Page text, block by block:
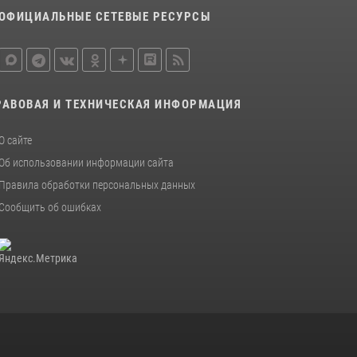
СЕТЕВЫЕ РЕСУРСЫ
И ТЕХНИЧЕСКАЯ ИНФОРМАЦИЯ
О сайте
Об использовании информации сайта
Правила обработки персональных данных
Сообщить об ошибках